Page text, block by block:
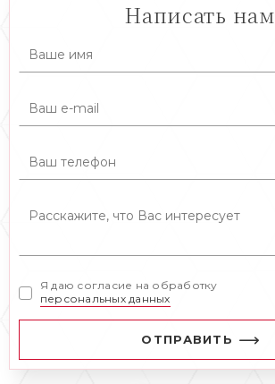
Написать нам
Я даю согласие на обработку
персональных данных
ОТПРАВИТЬ